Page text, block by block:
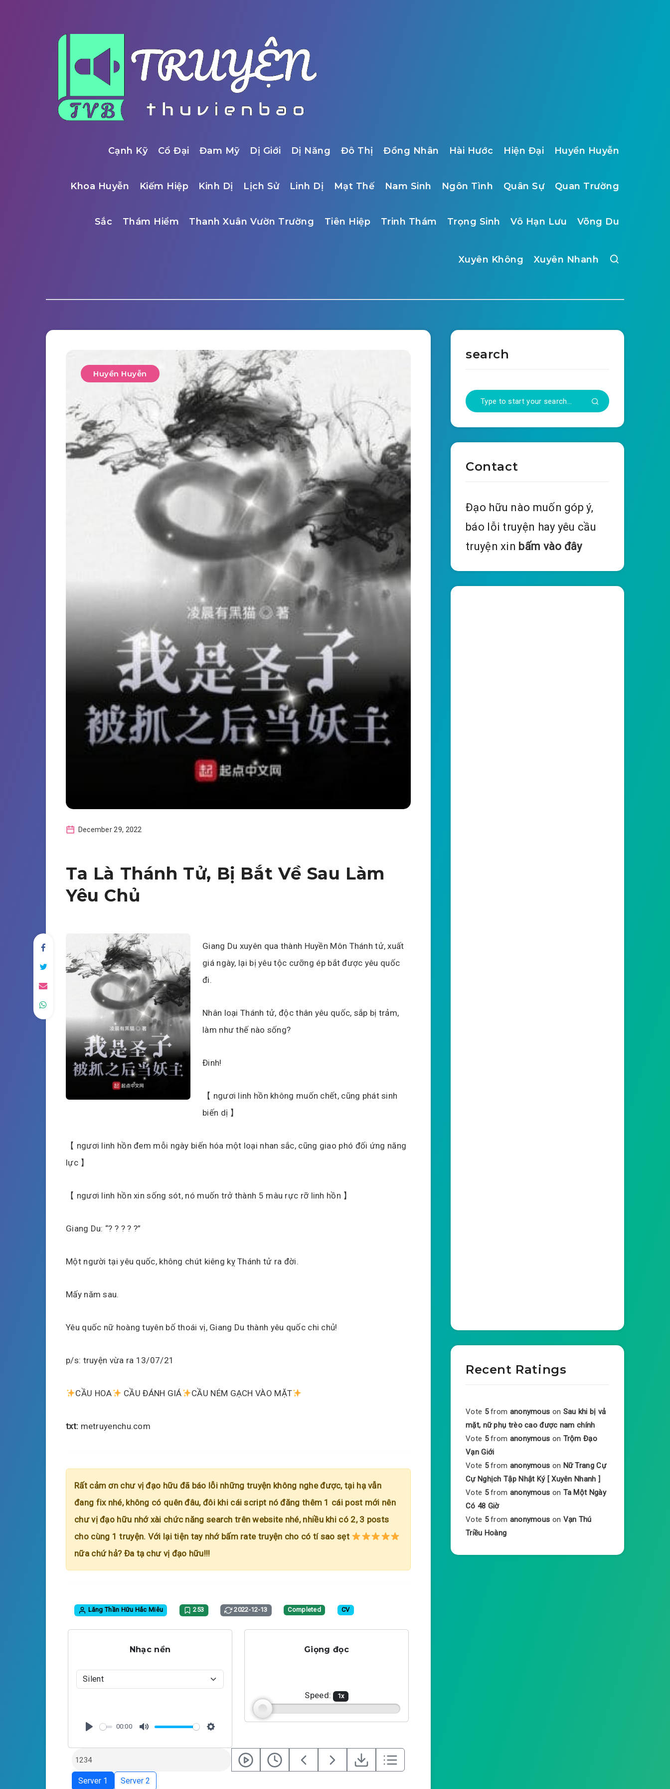
Cạnh Kỹ Cổ Đại Đam Mỹ Dị Giới Dị Năng Đô Thị Đồng Nhân Hài Hước Hiện Đại Huyền Huyễn
Khoa Huyễn Kiếm Hiệp Kinh Dị Lịch Sử Linh Dị Mạt Thế Nam Sinh Ngôn Tình Quân Sự Quan Trường
Sắc Thám Hiểm Thanh Xuân Vườn Trường Tiên Hiệp Trinh Thám Trọng Sinh Vô Hạn Lưu Võng Du
Xuyên Không Xuyên Nhanh
Huyền Huyễn
December 29, 2022
Ta Là Thánh Tử, Bị Bắt Về Sau Làm
Yêu Chủ
Giang Du xuyên qua thành Huyền Môn Thánh tử, xuất
giá ngày, lại bị yêu tộc cưỡng ép bắt được yêu quốc
đi.
Nhân loại Thánh tử, độc thân yêu quốc, sắp bị trảm,
làm như thế nào sống?
Đinh!
【 ngươi linh hồn không muốn chết, cũng phát sinh
biến dị 】
【 ngươi linh hồn đem mỗi ngày biến hóa một loại nhan sắc, cũng giao phó đối ứng năng
lực 】
【 ngươi linh hồn xin sống sót, nó muốn trở thành 5 màu rực rỡ linh hồn 】
Giang Du: “? ? ? ? ?”
Một người tại yêu quốc, không chút kiêng kỵ Thánh tử ra đời.
Mấy năm sau.
Yêu quốc nữ hoàng tuyên bố thoái vị, Giang Du thành yêu quốc chi chủ!
p/s: truyện vừa ra 13/07/21
CẦU HOA CẦU ĐÁNH GIÁ CẦU NÉM GẠCH VÀO MẶT
txt: metruyenchu.com
Rất cảm ơn chư vị đạo hữu đã báo lỗi những truyện không nghe được, tại hạ vẫn
đang fix nhé, không có quên đâu, đôi khi cái script nó đăng thêm 1 cái post mới nên
chư vị đạo hữu nhớ xài chức năng search trên website nhé, nhiều khi có 2, 3 posts
cho cùng 1 truyện. Với lại tiện tay nhớ bấm rate truyện cho có tí sao sẹt
nữa chứ hả? Đa tạ chư vị đạo hữu!!!
Lăng Thần Hữu Hắc Miêu 253 2022-12-13 Completed CV
Nhạc nền
y
00:00
e
Giọng đọc
Speed: 1x
Server 1 Server 2
search
Contact
Đạo hữu nào muốn góp ý,
báo lỗi truyện hay yêu cầu
truyện xin bấm vào đây
Recent Ratings
Vote 5 from anonymous on Sau khi bị vả
mặt, nữ phụ trèo cao được nam chính
Vote 5 from anonymous on Trộm Đạo
Vạn Giới
Vote 5 from anonymous on Nữ Trang Cự
Cự Nghịch Tập Nhật Ký [ Xuyên Nhanh ]
Vote 5 from anonymous on Ta Một Ngày
Có 48 Giờ
Vote 5 from anonymous on Vạn Thú
Triều Hoàng